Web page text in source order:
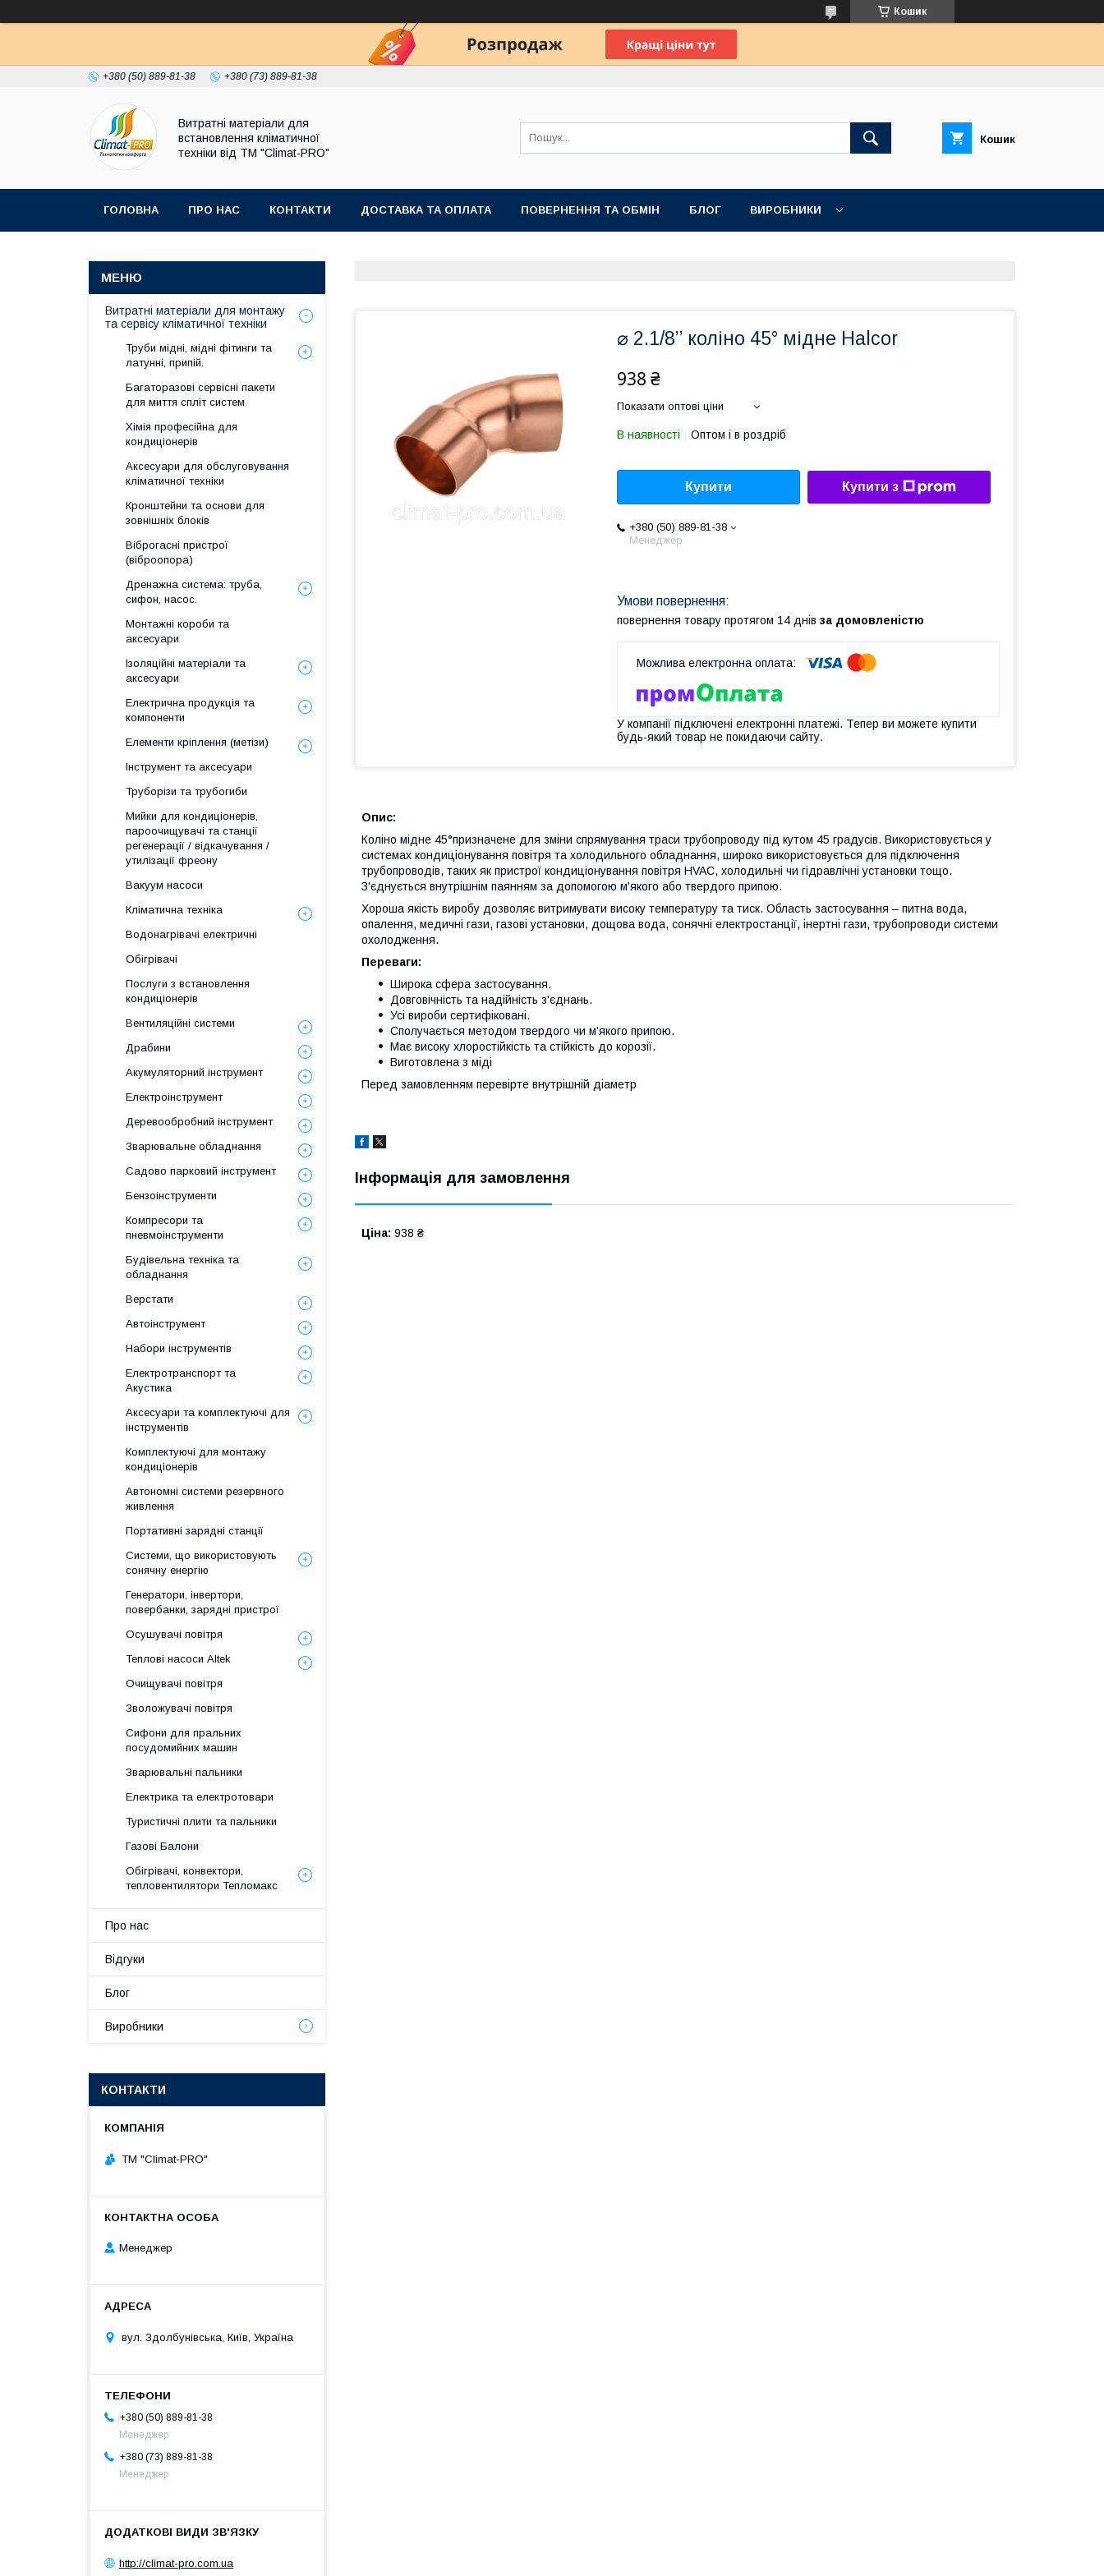
Кошик
+380 (50) 889-81-38 +380 (73) 889-81-38
Витратні матеріали для
встановлення кліматичної
техніки від ТМ "Climat-PRO"
Кошик
ГОЛОВНА ПРО НАС КОНТАКТИ ДОСТАВКА ТА ОПЛАТА ПОВЕРНЕННЯ ТА ОБМІН БЛОГ ВИРОБНИКИ
⌀ 2.1/8’’ коліно 45° мідне Halcor
938 ₴
Показати оптові ціни
В наявності Оптом і в роздріб
Купити Купити з
+380 (50) 889-81-38
Менеджер
повернення товару протягом 14 днів за домовленістю
У компанії підключені електронні платежі. Тепер ви можете купити
будь-який товар не покидаючи сайту.
Опис:
Коліно мідне 45°призначене для зміни спрямування траси трубопроводу під кутом 45 градусів. Використовується у
системах кондиціонування повітря та холодильного обладнання, широко використовується для підключення
трубопроводів, таких як пристрої кондиціонування повітря HVAC, холодильні чи гідравлічні установки тощо.
З'єднується внутрішнім паянням за допомогою м'якого або твердого припою.
Хороша якість виробу дозволяє витримувати високу температуру та тиск. Область застосування – питна вода,
опалення, медичні гази, газові установки, дощова вода, сонячні електростанції, інертні гази, трубопроводи системи
охолодження.
Переваги:
Широка сфера застосування.
Довговічність та надійність з'єднань.
Усі вироби сертифіковані.
Сполучається методом твердого чи м'якого припою.
Має високу хлоростійкість та стійкість до корозії.
Виготовлена з міді
Перед замовленням перевірте внутрішній діаметр
Інформація для замовлення
Ціна: 938 ₴
Витратні матеріали для монтажу
та сервісу кліматичної техніки
Труби мідні, мідні фітинги та
латунні, припій.
Багаторазові сервісні пакети
для миття спліт систем
Хімія професійна для
кондиціонерів
Аксесуари для обслуговування
кліматичної техніки
Кронштейни та основи для
зовнішніх блоків
Віброгасні пристрої
(віброопора)
Дренажна система: труба,
сифон, насос.
Монтажні короби та
аксесуари
Ізоляційні матеріали та
аксесуари
Електрична продукція та
компоненти
Елементи кріплення (метізи)
Інструмент та аксесуари
Труборізи та трубогиби
Мийки для кондиціонерів,
пароочищувачі та станції
регенерації / відкачування /
утилізації фреону
Вакуум насоси
Кліматична техніка
Водонагрівачі електричні
Обігрівачі
Послуги з встановлення
кондиціонерів
Вентиляційні системи
Драбини
Акумуляторний інструмент
Електроінструмент
Деревообробний інструмент
Зварювальне обладнання
Садово парковий інструмент
Бензоінструменти
Компресори та
пневмоінструменти
Будівельна техніка та
обладнання
Верстати
Автоінструмент
Набори інструментів
Електротранспорт та
Акустика
Аксесуари та комплектуючі для
інструментів
Комплектуючі для монтажу
кондиціонерів
Автономні системи резервного
живлення
Портативні зарядні станції
Системи, що використовують
сонячну енергію
Генератори, інвертори,
повербанки, зарядні пристрої
Осушувачі повітря
Теплові насоси Altek
Очищувачі повітря
Зволожувачі повітря
Сифони для пральних
посудомийних машин
Зварювальні пальники
Електрика та електротовари
Туристичні плити та пальники
Газові Балони
Обігрівачі, конвектори,
тепловентилятори Тепломакс
Про нас
Відгуки
Блог
Виробники
КОНТАКТИ
ТМ "Climat-PRO"
Менеджер
вул. Здолбунівська, Київ, Україна
+380 (50) 889-81-38
Менеджер
+380 (73) 889-81-38
Менеджер
http://climat-pro.com.ua